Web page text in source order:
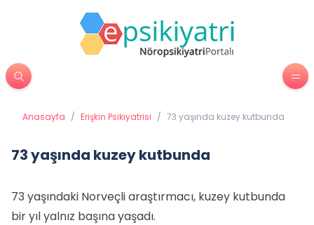
Anasayfa / Erişkin Psikiyatrisi / 73 yaşında kuzey kutbunda
73 yaşında kuzey kutbunda
73 yaşındaki Norveçli araştırmacı, kuzey kutbunda
bir yıl yalnız başına yaşadı.